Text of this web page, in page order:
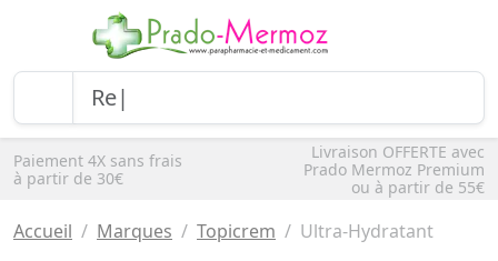
Paiement 4X sans frais
à partir de 30€
Livraison OFFERTE avec
Prado Mermoz Premium
ou à partir de 55€
Accueil Marques Topicrem Ultra-Hydratant